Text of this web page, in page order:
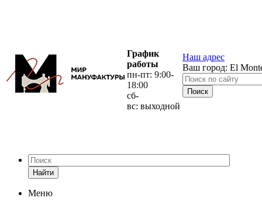
График
работы
пн-пт: 9:00-
18:00
сб-
вс: выходной
Наш адрес
Ваш город: El
Найти
Меню